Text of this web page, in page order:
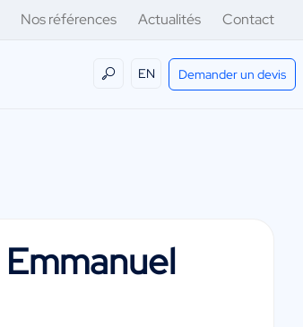
Nos références Actualités Contact
EN Demander un devis
Emmanuel